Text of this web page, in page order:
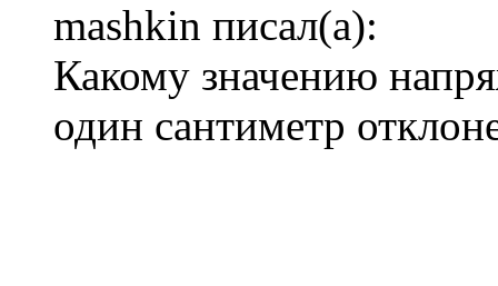
mashkin писал(а):
Какому значению
один сантиметр